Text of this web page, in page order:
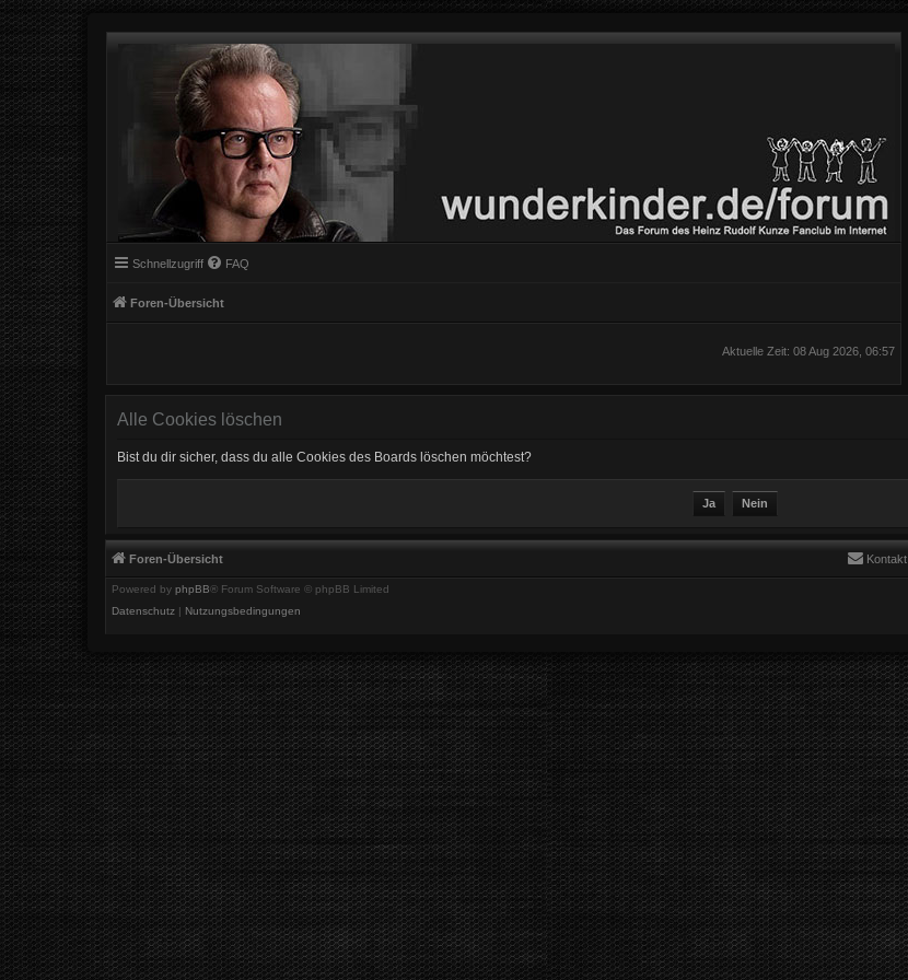
Schnellzugriff FAQ
Foren-Übersicht
Aktuelle Zeit: 08 Aug 2026, 06:57
Alle Cookies löschen
Bist du dir sicher, dass du alle Cookies des Boards löschen möchtest?
Foren-Übersicht Kontakt
Powered by phpBB® Forum Software © phpBB Limited
Datenschutz | Nutzungsbedingungen